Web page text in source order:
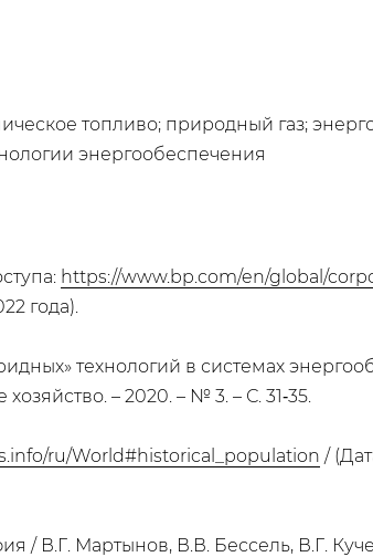
топливо; природный газ;
энергообеспечения
https://www.bp.com/en/global/
года).
технологий в системах
– 2020. – № 3. – С. 31‑35.
ru/World#historical_population /
/ В.Г. Мартынов, В.В. Бессель, В.Г.